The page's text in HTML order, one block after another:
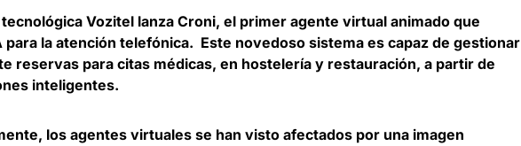
Vozitel lanza Croni, el primer agente virtual animado que
para la atención telefónica. Este novedoso sistema es capaz de gestionar
reservas para citas médicas, en hostelería y restauración, a partir de
inteligentes.
los agentes virtuales se han visto afectados por una imagen